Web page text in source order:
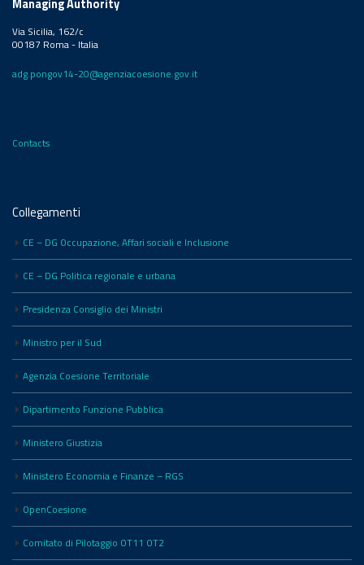
Managing Authority
Via Sicilia, 162/c
00187 Roma - Italia
adg.pongov14-20@agenziacoesione.gov.it
Contacts
Collegamenti
CE – DG Occupazione, Affari sociali e Inclusione
CE – DG Politica regionale e urbana
Presidenza Consiglio dei Ministri
Ministro per il Sud
Agenzia Coesione Territoriale
Dipartimento Funzione Pubblica
Ministero Giustizia
Ministero Economia e Finanze – RGS
OpenCoesione
Comitato di Pilotaggio OT11 OT2